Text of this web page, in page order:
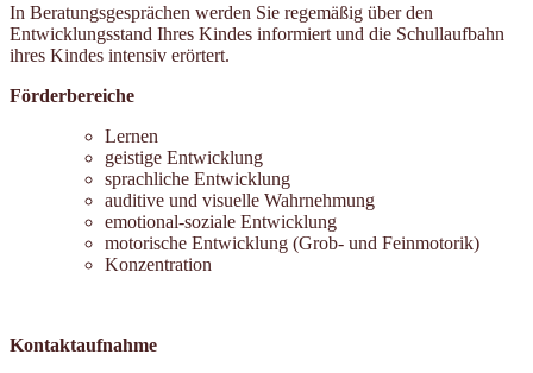
In Beratungsgesprächen werden Sie regemäßig über den
Entwicklungsstand Ihres Kindes informiert und die Schullaufbahn
ihres Kindes intensiv erörtert.
Förderbereiche
Lernen
geistige Entwicklung
sprachliche Entwicklung
auditive und visuelle Wahrnehmung
emotional-soziale Entwicklung
motorische Entwicklung (Grob- und Feinmotorik)
Konzentration
Kontaktaufnahme